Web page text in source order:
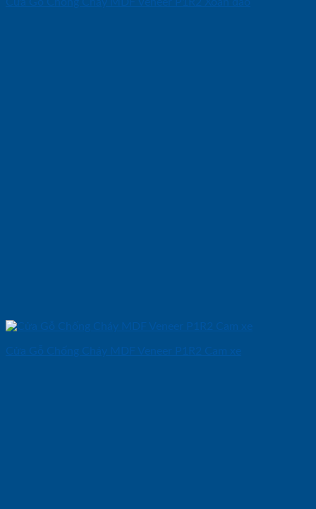
Cửa Gỗ Chống Cháy MDF Veneer P1R2 Cam xe